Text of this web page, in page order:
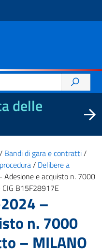
delle
/ Bandi di gara e contratti/
/ Delibere a
e acquisto n. 7000
B15F28917E
–
n. 7000
– MILANO